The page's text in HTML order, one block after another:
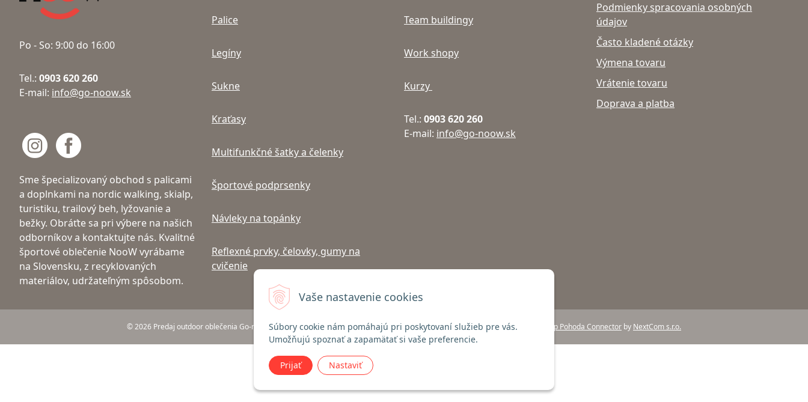
Vaše nastavenie cookies
Súbory cookie nám pomáhajú pri poskytovaní služieb pre vás.
Umožňujú spoznať a zapamätať si vaše preferencie.
Prijať Nastaviť
Po - So: 9:00 do 16:00
Tel.: 0903 620 260
E-mail: info@go-noow.sk
Sme špecializovaný obchod s palicami
a doplnkami na nordic walking, skialp,
turistiku, trailový beh, lyžovanie a
bežky. Obráťte sa pri výbere na našich
odborníkov a kontaktujte nás. Kvalitné
športové oblečenie NooW vyrábame
na Slovensku, z recyklovaných
materiálov, udržateľným spôsobom.
Palice
Legíny
Sukne
Kraťasy
Multifunkčné šatky a čelenky
Športové podprsenky
Návleky na topánky
Reflexné prvky, čelovky, gumy na
cvičenie
Team buildingy
Work shopy
Kurzy
Tel.: 0903 620 260
E-mail: info@go-noow.sk
Podmienky spracovania osobných
údajov
Často kladené otázky
Výmena tovaru
Vrátenie tovaru
Doprava a platba
© 2026 Predaj outdoor oblečenia Go-noow a Gabel palíc | Nordic Walking, Turistika, Lyžovanie | go-noow.sk •NextShop e-shop Pohoda Connector by NextCom s.r.o.